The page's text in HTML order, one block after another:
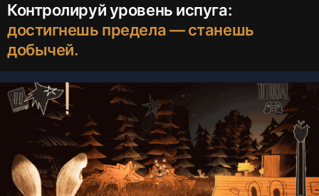
Контролируй уровень испуга:
достигнешь предела — станешь
добычей.